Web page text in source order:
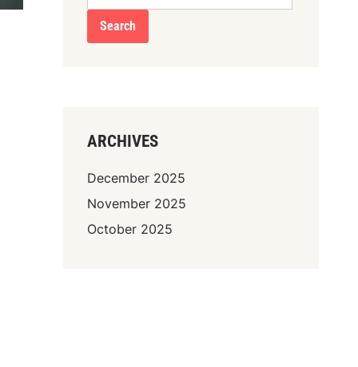
ARCHIVES
December 2025
November 2025
October 2025